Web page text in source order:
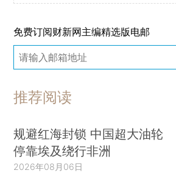
免费订阅财新网主编精选版电邮
推荐阅读
规避红海封锁 中国超大油轮
停靠埃及绕行非洲
2026年08月06日